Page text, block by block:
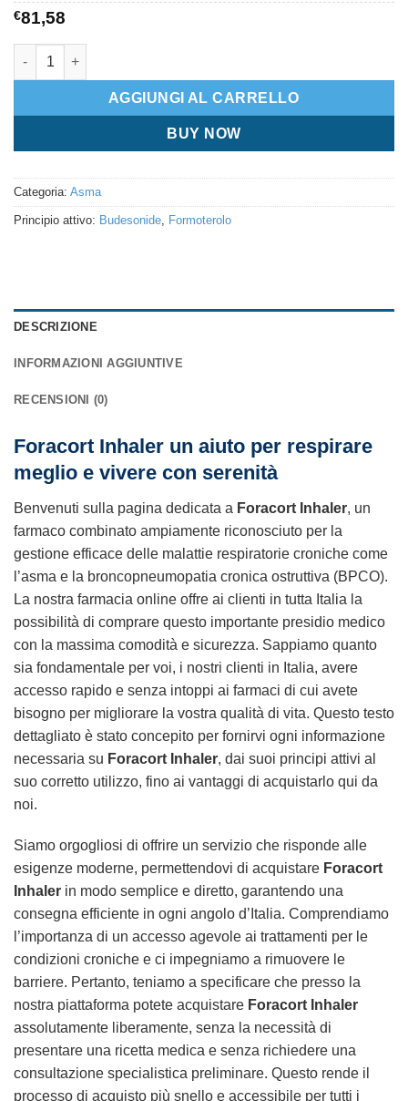
€81,58
Foracort Inhaler quantità
AGGIUNGI AL CARRELLO
BUY NOW
Categoria: Asma
Principio attivo: Budesonide Formoterolo
DESCRIZIONE
INFORMAZIONI AGGIUNTIVE
RECENSIONI (0)
Foracort Inhaler un aiuto per respirare
meglio e vivere con serenità
Benvenuti sulla pagina dedicata a Foracort Inhaler, un
farmaco combinato ampiamente riconosciuto per la
gestione efficace delle malattie respiratorie croniche come
l’asma e la broncopneumopatia cronica ostruttiva (BPCO).
La nostra farmacia online offre ai clienti in tutta Italia la
possibilità di comprare questo importante presidio medico
con la massima comodità e sicurezza. Sappiamo quanto
sia fondamentale per voi, i nostri clienti in Italia, avere
accesso rapido e senza intoppi ai farmaci di cui avete
bisogno per migliorare la vostra qualità di vita. Questo testo
dettagliato è stato concepito per fornirvi ogni informazione
necessaria su Foracort Inhaler, dai suoi principi attivi al
suo corretto utilizzo, fino ai vantaggi di acquistarlo qui da
noi.
Siamo orgogliosi di offrire un servizio che risponde alle
esigenze moderne, permettendovi di acquistare Foracort
Inhaler in modo semplice e diretto, garantendo una
consegna efficiente in ogni angolo d’Italia. Comprendiamo
l’importanza di un accesso agevole ai trattamenti per le
condizioni croniche e ci impegniamo a rimuovere le
barriere. Pertanto, teniamo a specificare che presso la
nostra piattaforma potete acquistare Foracort Inhaler
assolutamente liberamente, senza la necessità di
presentare una ricetta medica e senza richiedere una
consultazione specialistica preliminare. Questo rende il
processo di acquisto più snello e accessibile per tutti i